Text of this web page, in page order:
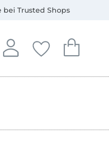
bei Trusted Shops
Anmelden
In deinem Konto
Deine
Du hast keine
Dein
Du hast